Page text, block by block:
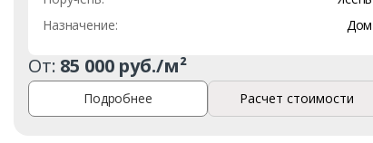
Назначение:
Дом
От: 85 000 руб./м²
Подробнее Расчет стоимости